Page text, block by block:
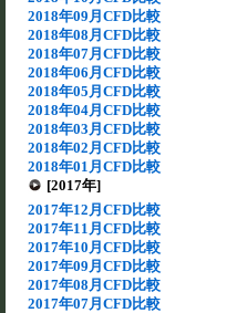
2018年09月CFD比較
2018年08月CFD比較
2018年07月CFD比較
2018年06月CFD比較
2018年05月CFD比較
2018年04月CFD比較
2018年03月CFD比較
2018年02月CFD比較
2018年01月CFD比較
[2017年]
2017年12月CFD比較
2017年11月CFD比較
2017年10月CFD比較
2017年09月CFD比較
2017年08月CFD比較
2017年07月CFD比較